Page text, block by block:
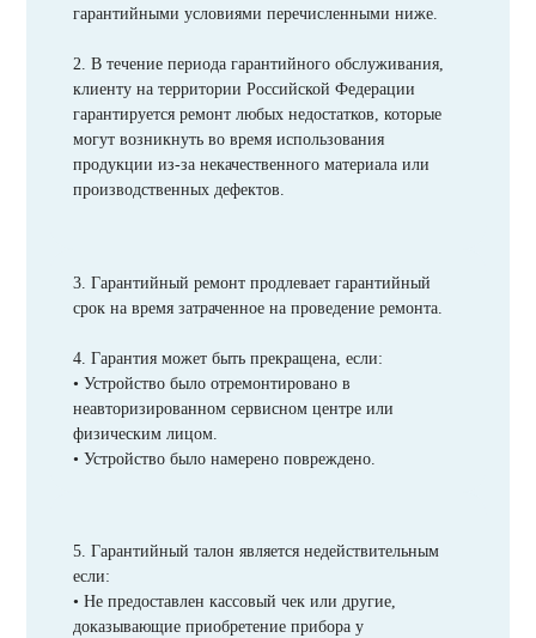
гарантийными условиями перечисленными ниже.
2. В течение периода гарантийного обслуживания,
клиенту на территории Российской Федерации
гарантируется ремонт любых недостатков, которые
могут возникнуть во время использования
продукции из-за некачественного материала или
производственных дефектов.
3. Гарантийный ремонт продлевает гарантийный
срок на время затраченное на проведение ремонта.
4. Гарантия может быть прекращена, если:
• Устройство было отремонтировано в
неавторизированном сервисном центре или
физическим лицом.
• Устройство было намерено повреждено.
5. Гарантийный талон является недействительным
если:
• Не предоставлен кассовый чек или другие,
доказывающие приобретение прибора у